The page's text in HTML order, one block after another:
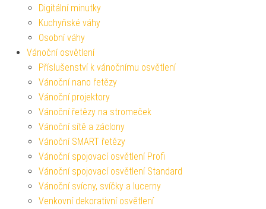
Digitální minutky
Kuchyňské váhy
Osobní váhy
Vánoční osvětlení
Příslušenství k vánočnímu osvětlení
Vánoční nano řetězy
Vánoční projektory
Vánoční řetězy na stromeček
Vánoční sítě a záclony
Vánoční SMART řetězy
Vánoční spojovací osvětlení Profi
Vánoční spojovací osvětlení Standard
Vánoční svícny, svíčky a lucerny
Venkovní dekorativní osvětlení